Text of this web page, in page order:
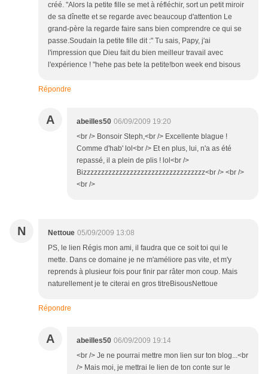
créé. "Alors la petite fille se met à réfléchir, sort un petit miroir
de sa dînette et se regarde avec beaucoup d'attention Le
grand-père la regarde faire sans bien comprendre ce qui se
passe.Soudain la petite fille dit :" Tu sais, Papy, j'ai
l'impression que Dieu fait du bien meilleur travail avec
l'expérience ! "hehe pas bete la petite!bon week end bisous
Répondre
A abeilles50 06/09/2009 19:20
<br /> Bonsoir Steph,<br /> Excellente blague !
Comme d'hab' lol<br /> Et en plus, lui, n'a as été
repassé, il a plein de plis ! lol<br />
Bizzzzzzzzzzzzzzzzzzzzzzzzzzzzzzzzzz<br /> <br />
<br />
N Nettoue 05/09/2009 13:08
PS, le lien Régis mon ami, il faudra que ce soit toi qui le
mette. Dans ce domaine je ne m'améliore pas vite, et m'y
reprends à plusieur fois pour finir par râter mon coup. Mais
naturellement je te citerai en gros titreBisousNettoue
Répondre
A abeilles50 06/09/2009 19:14
<br /> Je ne pourrai mettre mon lien sur ton blog...<br
/> Mais moi, je mettrai le lien de ton conte sur le